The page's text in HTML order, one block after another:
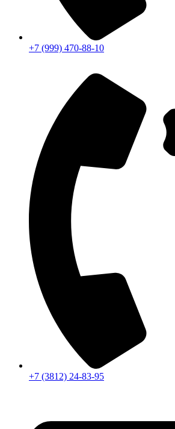
+7 (999) 470-88-10
+7 (3812) 24-83-95